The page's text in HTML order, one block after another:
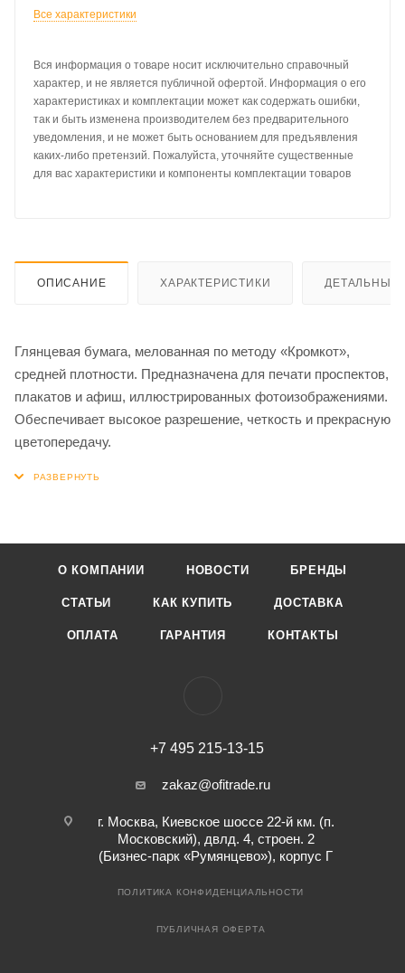
Все характеристики
Вся информация о товаре носит исключительно справочный
характер, и не является публичной офертой. Информация о его
характеристиках и комплектации может как содержать ошибки,
так и быть изменена производителем без предварительного
уведомления, и не может быть основанием для предъявления
каких-либо претензий. Пожалуйста, уточняйте существенные
для вас характеристики и компоненты комплектации товаров
ОПИСАНИЕ ХАРАКТЕРИСТИКИ ДЕТАЛЬНЫЕ
Глянцевая бумага, мелованная по методу «Кромкот»,
средней плотности. Предназначена для печати проспектов,
плакатов и афиш, иллюстрированных фотоизображениями.
Обеспечивает высокое разрешение, четкость и прекрасную
цветопередачу.
О КОМПАНИИ НОВОСТИ БРЕНДЫ
СТАТЬИ КАК КУПИТЬ ДОСТАВКА
ОПЛАТА ГАРАНТИЯ КОНТАКТЫ
+7 495 215-13-15
zakaz@ofitrade.ru
г. Москва, Киевское шоссе 22-й км. (п.
Московский), двлд. 4, строен. 2
(Бизнес-парк «Румянцево»), корпус Г
ПОЛИТИКА КОНФИДЕНЦИАЛЬНОСТИ
ПУБЛИЧНАЯ ОФЕРТА